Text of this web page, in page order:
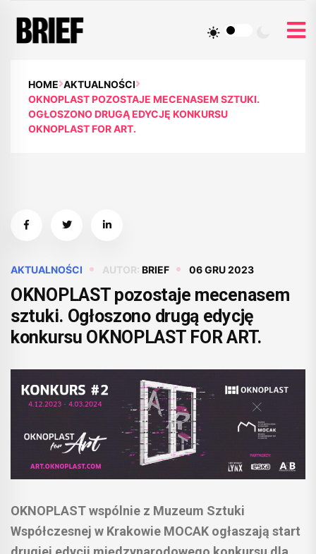
HOME AKTUALNOŚCI
OKNOPLAST POZOSTAJE MECENASEM SZTUKI.
OGŁOSZONO DRUGĄ EDYCJĘ KONKURSU
OKNOPLAST FOR ART.
AKTUALNOŚCI AUTOR: BRIEF 06 GRU 2023
OKNOPLAST pozostaje mecenasem
sztuki. Ogłoszono drugą edycję
konkursu OKNOPLAST FOR ART.
OKNOPLAST wspólnie z Muzeum Sztuki
Współczesnej w Krakowie MOCAK ogłaszają start